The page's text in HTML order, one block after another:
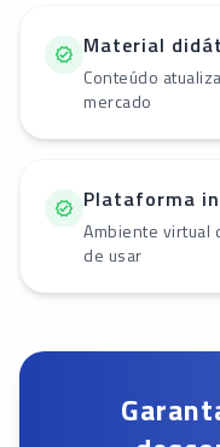
Material
Conteúdo
mercado
Plataforma
Ambiente virtual
de usar